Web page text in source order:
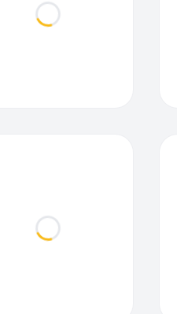
Loading...
Loading...